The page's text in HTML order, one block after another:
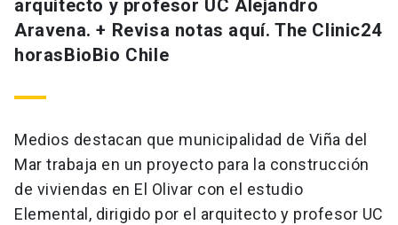
arquitecto y profesor UC Alejandro
Aravena. + Revisa notas aquí. The Clinic24
horasBioBio Chile
Medios destacan que municipalidad de Viña del
Mar trabaja en un proyecto para la construcción
de viviendas en El Olivar con el estudio
Elemental, dirigido por el arquitecto y profesor UC